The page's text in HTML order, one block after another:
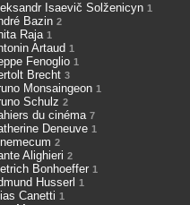
Isaevič Solženicyn 1
Bazin 2
Raja 1
Artaud 1
Fenoglio 1
Brecht 3
Monsaingeon 1
Schulz 2
du cinéma 7
Deneuve 1
2
Alighieri 2
Bonhoeffer 1
Husserl 1
Canetti 1